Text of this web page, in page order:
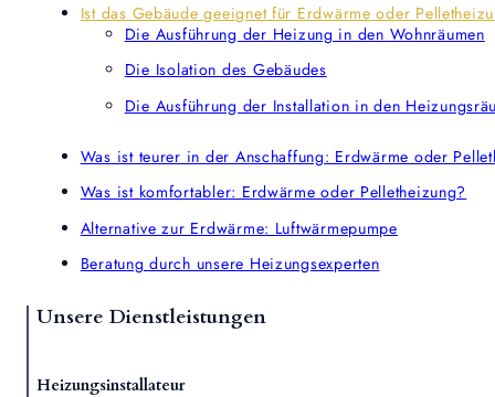
Ist das Gebäude geeignet für Erdwärme oder
Die Ausführung der Heizung in den Wohnräumen
Die Isolation des Gebäudes
Die Ausführung der Installation in den
Was ist teurer in der Anschaffung: Erdwärme oder
Was ist komfortabler: Erdwärme oder Pelletheizung?
Alternative zur Erdwärme: Luftwärmepumpe
Beratung durch unsere Heizungsexperten
Unsere Dienstleistungen
Heizungsinstallateur